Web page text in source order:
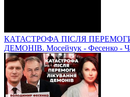
КАТАСТРОФА ПІСЛЯ
ДЕМОНІВ. Мосейчук - Фесенко -